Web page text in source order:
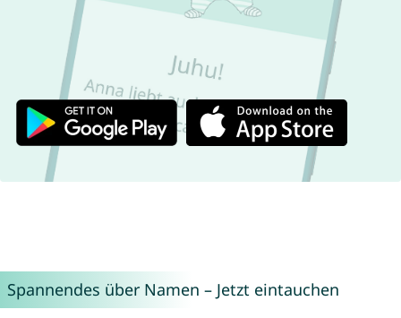
Spannendes über Namen – Jetzt eintauchen